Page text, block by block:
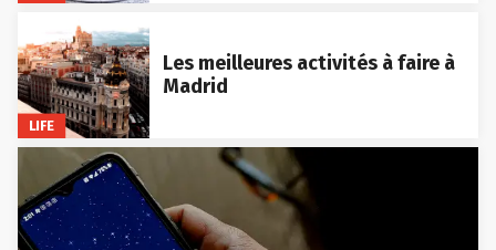
LIFE
Les meilleures activités à faire à
Madrid